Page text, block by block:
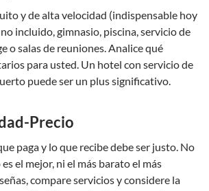
y de alta velocidad (indispensable hoy
incluido, gimnasio, piscina, servicio de
o salas de reuniones. Analice qué
para usted. Un hotel con servicio de
puede ser un plus significativo.
Precio
paga y lo que recibe debe ser justo. No
el mejor, ni el más barato el más
compare servicios y considere la